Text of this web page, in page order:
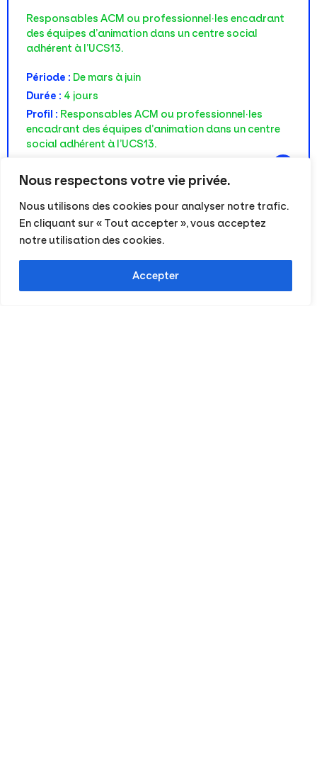
Nous respectons votre vie privée.
Nous utilisons des cookies pour analyser notre trafic.
En cliquant sur « Tout accepter », vous acceptez
notre utilisation des cookies.
Accepter
Responsables ACM ou professionnel·les encadrant
des équipes d’animation dans un centre social
adhérent à l’UCS13.
Période : De mars à juin
Durée : 4 jours
Profil : Responsables ACM ou professionnel·les
encadrant des équipes d’animation dans un centre
social adhérent à l’UCS13.
+